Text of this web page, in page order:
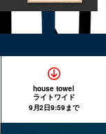
house towel
ライトワイド
9月2日9:59まで